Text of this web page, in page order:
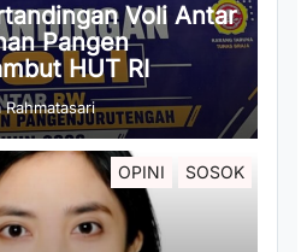
Voli Antar
Pangen
HUT RI
Rahmatasari
OPINI SOSOK